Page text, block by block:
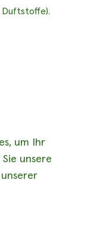
um Ihr
unsere
Duftstoffe).